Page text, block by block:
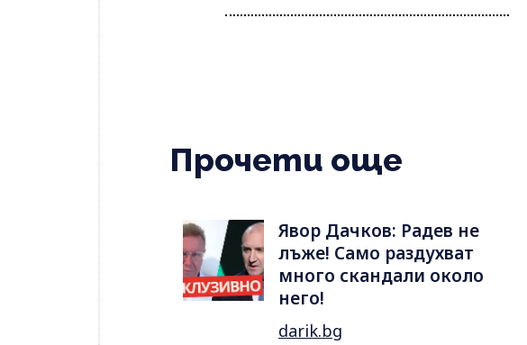
Прочети още
Явор Дачков: Радев не
лъже! Само раздухват
много скандали около
него!
darik.bg